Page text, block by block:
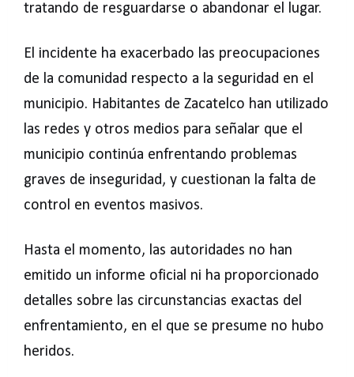
tratando de resguardarse o abandonar el lugar.
El incidente ha exacerbado las preocupaciones
de la comunidad respecto a la seguridad en el
municipio. Habitantes de Zacatelco han utilizado
las redes y otros medios para señalar que el
municipio continúa enfrentando problemas
graves de inseguridad, y cuestionan la falta de
control en eventos masivos.
Hasta el momento, las autoridades no han
emitido un informe oficial ni ha proporcionado
detalles sobre las circunstancias exactas del
enfrentamiento, en el que se presume no hubo
heridos.